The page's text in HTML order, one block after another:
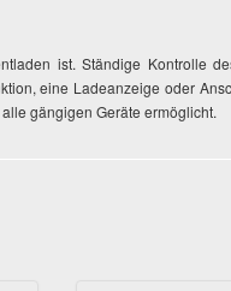
ist. Ständige Kontrolle
eine Ladeanzeige oder
gängigen Geräte ermöglicht.